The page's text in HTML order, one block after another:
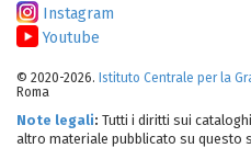
Instagram
Youtube
© 2020-2026. Istituto Centrale per la
Roma
Note legali: Tutti i diritti sui
altro materiale pubblicato su questo